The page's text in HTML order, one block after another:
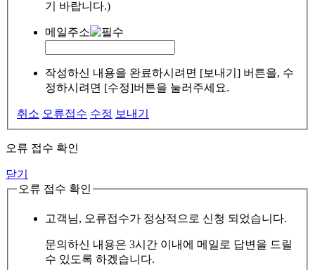
기 바랍니다.)
메일주소
작성하신 내용을 완료하시려면 [보내기] 버튼을, 수
정하시려면 [수정]버튼을 눌러주세요.
취소 오류접수 수정 보내기
오류 접수 확인
닫기
오류 접수 확인
고객님, 오류접수가 정상적으로 신청 되었습니다.
문의하신 내용은 3시간 이내에 메일로 답변을 드릴
수 있도록 하겠습니다.